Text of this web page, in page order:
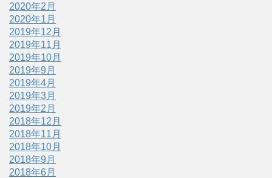
2020年2月
2020年1月
2019年12月
2019年11月
2019年10月
2019年9月
2019年4月
2019年3月
2019年2月
2018年12月
2018年11月
2018年10月
2018年9月
2018年6月